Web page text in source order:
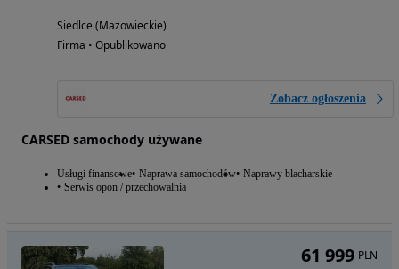
Siedlce (Mazowieckie)
Firma • Opublikowano
Zobacz ogłoszenia
CARSED samochody używane
Usługi finansowe Naprawa samochodów Naprawy blacharskie
Serwis opon / przechowalnia
61 999 PLN